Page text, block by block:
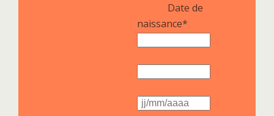
Date de
naissance*